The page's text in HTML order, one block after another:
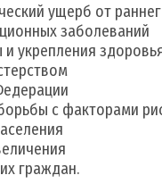
ущерб от
заболеваний
укрепления
с факторами
граждан.